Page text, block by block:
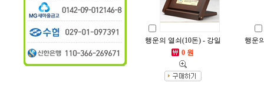
행운의 열쇠(10돈) - 강일
0 원
행운